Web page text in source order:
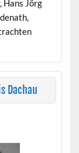
Hans Jörg
Dachau